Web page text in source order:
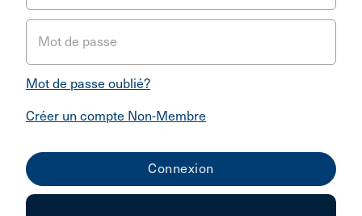
Mot de passe
Mot de passe oublié?
Créer un compte Non-Membre